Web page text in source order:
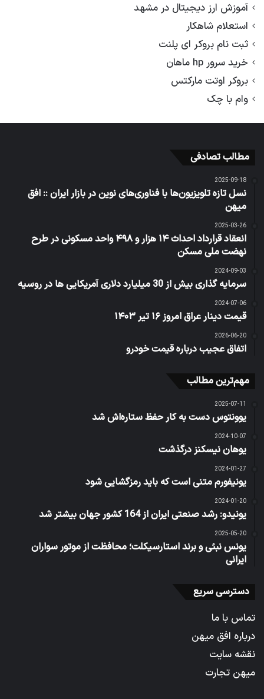
آموزش ارز دیجیتال در مشهد
استعلام شاهکار
ثبت نام بروکر ای پلنت
خرید سرور hp ماهان
بروکر اوتت مارکتس
وام با چک
مطالب تصادفی
2025-09-18
نسل تازه تلویزیون‌ها با فناوری‌های نوین در بازار ایران :: افق
میهن
2025-03-26
انعقاد قرارداد احداث ۱۴ هزار و ۴۹۸ واحد مسکونی در طرح
نهضت ملی مسکن
2024-09-03
سرمایه گذاری بیش از 30 میلیارد دلاری آمریکایی ها در روسیه
2024-07-06
قیمت دینار عراق امروز ۱۶ تیر ۱۴۰۳
2026-06-20
اتفاق عجیب درباره قیمت خودرو
مهم‌ترین مطالب
2025-07-11
یوونتوس دست به کار حفظ ستاره‌اش شد
2024-10-07
یوهان نیسکنز درگذشت
2024-01-27
یونیفورم متنی است که باید رمزگشایی شود
2024-01-20
یونیدو: رشد صنعتی ایران از 164 کشور جهان بیشتر شد
2025-05-20
یونس نبئی و برند استارسیکلت؛ محافظت از موتور سواران
ایرانی
دسترسی سریع
تماس با ما
درباره افق میهن
نقشه سایت
میهن تجارت